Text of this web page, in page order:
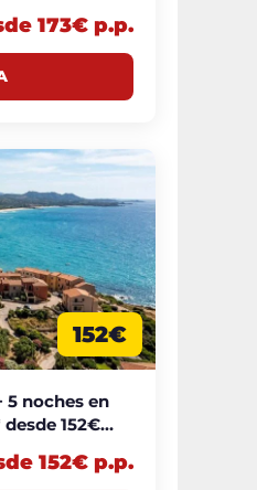
173€ p.p.
152€
5 noches en
152€
152€ p.p.